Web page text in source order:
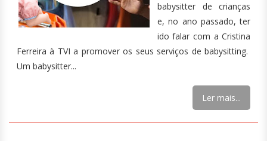
babysitter de crianças
e, no ano passado, ter
ido falar com a Cristina
Ferreira à TVI a promover os seus serviços de babysitting.
Um babysitter...
Ler mais...